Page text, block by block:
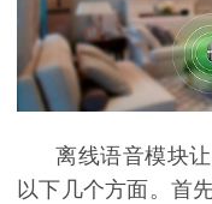
离线语音模块
以下几个方面。首